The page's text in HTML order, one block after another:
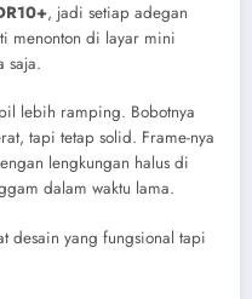
, jadi setiap adegan
menonton di layar mini
saja.
lebih ramping. Bobotnya
tapi tetap solid. Frame-nya
lengkungan halus di
dalam waktu lama.
desain yang fungsional tapi